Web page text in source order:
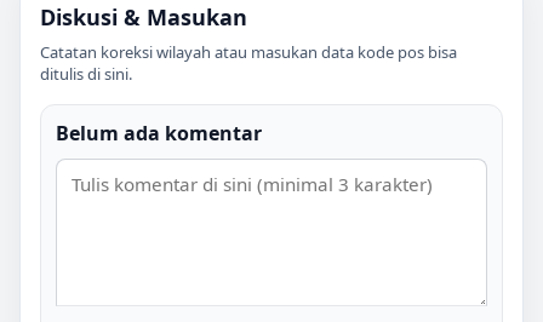
Diskusi & Masukan
Catatan koreksi wilayah atau masukan data kode pos bisa
ditulis di sini.
Belum ada komentar